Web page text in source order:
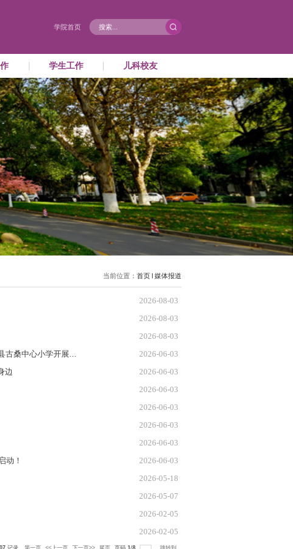
务 国际合作 党群工作
这场罕见病夏令营，照亮低磷患儿成长路
场罕见病夏令营，照亮低磷患儿成长路
罕见病儿童点亮微光
面礼｜这个六一，南医把健康送到汶川孩子身边